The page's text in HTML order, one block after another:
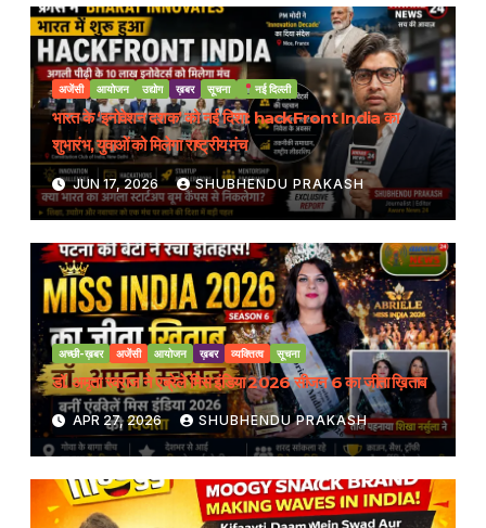
अजेंसी आयोजन उद्योग ख़बर सूचना नई दिल्ली
भारत के ‘इनोवेशन दशक’ को नई दिशा: hackFront India का
शुभारंभ, युवाओं को मिलेगा राष्ट्रीय मंच
JUN 17, 2026 SHUBHENDU PRAKASH
अच्छी-ख़बर अजेंसी आयोजन ख़बर व्यक्तित्व सूचना
डॉ. अमृता स्वराज ने एब्रेले मिस इंडिया 2026 सीजन 6 का जीता ख़िताब
APR 27, 2026 SHUBHENDU PRAKASH